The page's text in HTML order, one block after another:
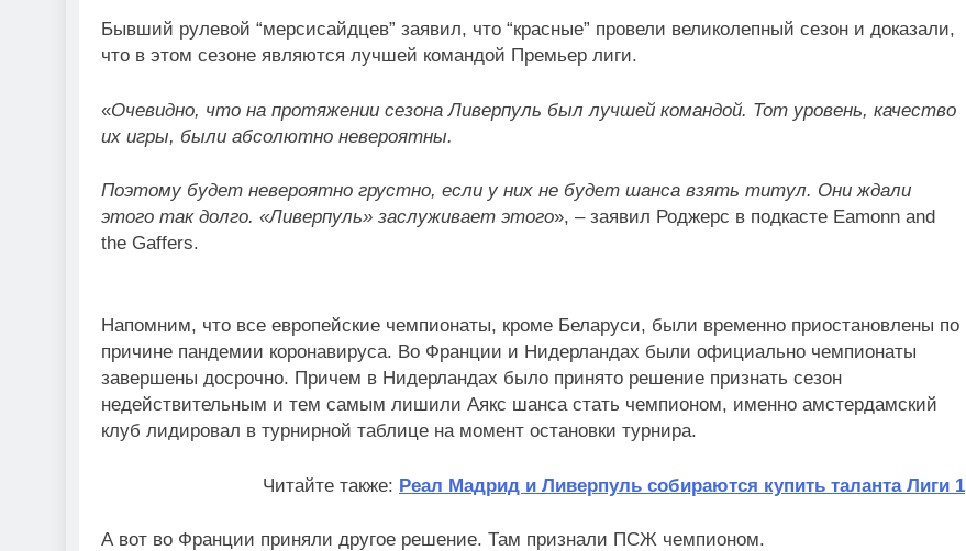
Бывший рулевой “мерсисайдцев” заявил, что “красные” провели великолепный сезон и доказали,
что в этом сезоне являются лучшей командой Премьер лиги.
«Очевидно, что на протяжении сезона Ливерпуль был лучшей командой. Тот уровень, качество
их игры, были абсолютно невероятны.
Поэтому будет невероятно грустно, если у них не будет шанса взять титул. Они ждали
этого так долго. «Ливерпуль» заслуживает этого», – заявил Роджерс в подкасте Eamonn and
the Gaffers.
Напомним, что все европейские чемпионаты, кроме Беларуси, были временно приостановлены по
причине пандемии коронавируса. Во Франции и Нидерландах были официально чемпионаты
завершены досрочно. Причем в Нидерландах было принято решение признать сезон
недействительным и тем самым лишили Аякс шанса стать чемпионом, именно амстердамский
клуб лидировал в турнирной таблице на момент остановки турнира.
Читайте также: Реал Мадрид и Ливерпуль собираются купить таланта Лиги 1
А вот во Франции приняли другое решение. Там признали ПСЖ чемпионом.